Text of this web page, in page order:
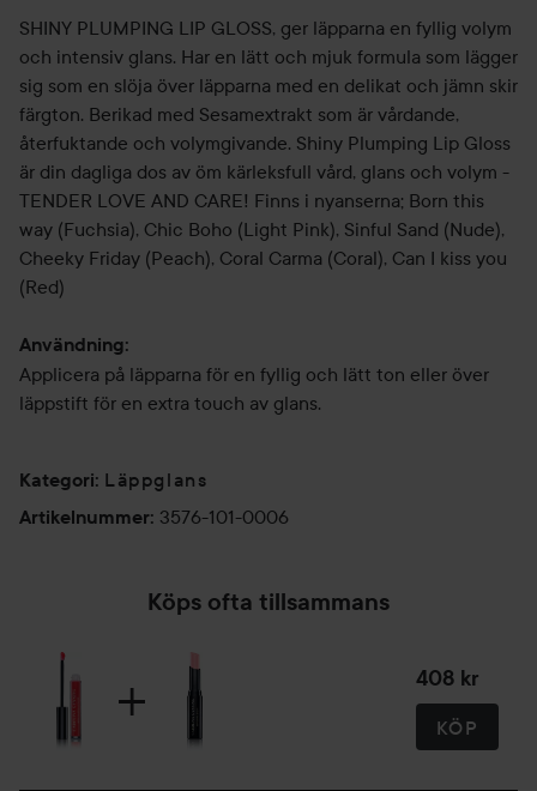
SHINY PLUMPING LIP GLOSS, ger läpparna en fyllig volym
och intensiv glans. Har en lätt och mjuk formula som lägger
sig som en slöja över läpparna med en delikat och jämn skir
färgton. Berikad med Sesamextrakt som är vårdande,
återfuktande och volymgivande. Shiny Plumping Lip Gloss
är din dagliga dos av öm kärleksfull vård, glans och volym -
TENDER LOVE AND CARE! Finns i nyanserna; Born this
way (Fuchsia), Chic Boho (Light Pink), Sinful Sand (Nude),
Cheeky Friday (Peach), Coral Carma (Coral), Can I kiss you
(Red)
Användning:
Applicera på läpparna för en fyllig och lätt ton eller över
läppstift för en extra touch av glans.
Kategori: Läppglans
Artikelnummer: 3576-101-0006
Köps ofta tillsammans
408 kr
KÖP